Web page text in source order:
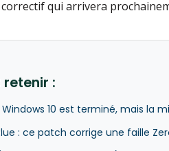
qui arrivera
:
10 est terminé, mais la
: ce patch corrige une faille